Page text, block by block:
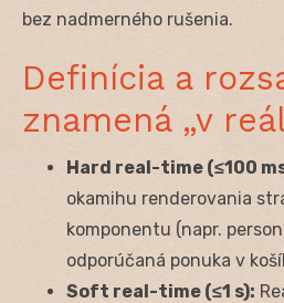
bez nadmerného rušenia.
Definícia a
znamená „v
Hard real-time (≤100
okamihu renderovania
komponentu (napr.
odporúčaná ponuka v
Soft real-time (≤1 s):